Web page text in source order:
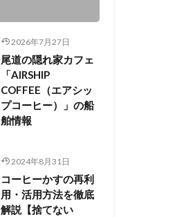
2026年7月27日
尾道の隠れ家カフェ
「AIRSHIP
COFFEE（エアシッ
プコーヒー）」の船
舶情報
2024年8月31日
コーヒーかすの再利
用・活用方法を徹底
解説【捨てない